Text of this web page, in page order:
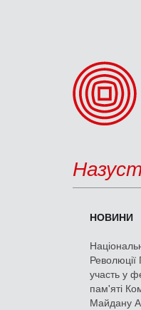
НОВИНИ
Революції
участь у
пам'яті
Майдану